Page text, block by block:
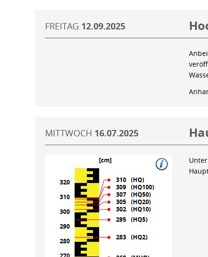
FREITAG 12.09.2025
MITTWOCH 16.07.2025